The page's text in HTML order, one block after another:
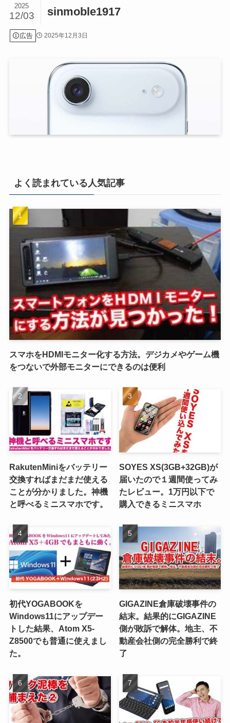
sinmoble1917
2025
12/03
広告 2025年12月3日
よく読まれている人気記事
スマホをHDMIモニター化する方法。デジカメやゲーム機
をつないで外部モニターにできるのは便利
RakutenMiniをバッテリー
交換すればまだまだ使える
ことが分かりました。神機
と呼べるミニスマホです。
SOYES XS(3GB+32GB)が
届いたので１週間使ってみ
たレビュー。1万円以下で
購入できるミニスマホ
初代YOGABOOKを
Windows11にアップデー
トした結果、Atom X5-
Z8500でも普通に使えまし
た。
GIGAZINE倉庫破壊事件の
結末。結果的にGIGAZINE
側が敗訴で解体。地主、不
動産会社側の完全勝利で終
了